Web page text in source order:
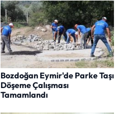
Bozdoğan Eymir'de Parke Taşı
Döşeme Çalışması
Tamamlandı